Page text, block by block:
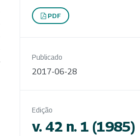
PDF
Publicado
2017-06-28
Edição
v. 42 n. 1 (1985)